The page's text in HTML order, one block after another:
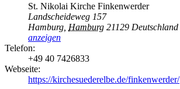
St. Nikolai Kirche Finkenwerder
Landscheideweg 157
Hamburg Hamburg 21129 Deutschland
anzeigen
Telefon:
+49 40 7426833
Webseite:
https://kirchesuederelbe.de/finkenwerder/